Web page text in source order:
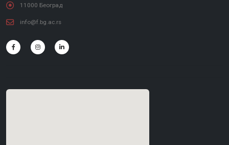
11000 Београд
info@f.bg.ac.rs